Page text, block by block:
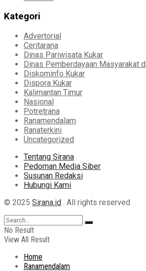
Kategori
Advertorial
Ceritarana
Dinas Pariwisata Kukar
Dinas Pemberdayaan Masyarakat
Diskominfo Kukar
Dispora Kukar
Kalimantan Timur
Nasional
Potretrana
Ranamendalam
Ranaterkini
Uncategorized
Tentang Sirana
Pedoman Media Siber
Susunan Redaksi
Hubungi Kami
© 2025 Sirana.id . All rights reserved
No Result
View All Result
Home
Ranamendalam